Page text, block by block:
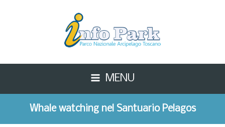
MENU
Whale watching nel Santuario Pelagos